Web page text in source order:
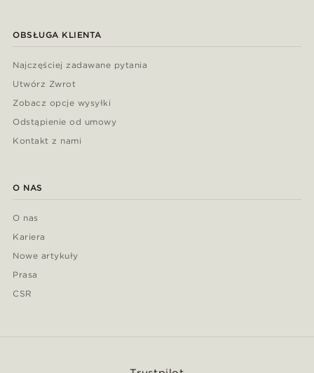
OBSŁUGA KLIENTA
Najczęściej zadawane pytania
Utwórz Zwrot
Zobacz opcje wysyłki
Odstąpienie od umowy
Kontakt z nami
O NAS
O nas
Kariera
Nowe artykuły
Prasa
CSR